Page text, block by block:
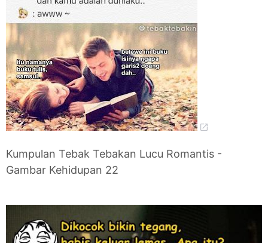
Kumpulan Tebak Tebakan Lucu Romantis -
Gambar Kehidupan 22